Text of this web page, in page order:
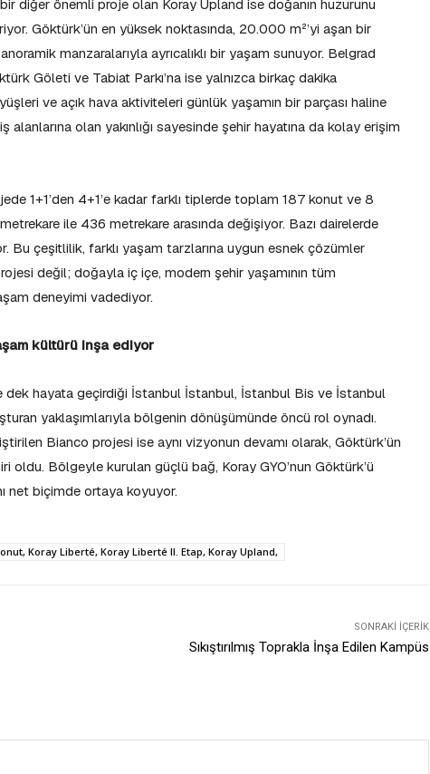
diğer önemli proje olan Koray Upland ise doğanın huzurunu
Göktürk’ün en yüksek noktasında, 20.000 m²’yi aşan bir
manzaralarıyla ayrıcalıklı bir yaşam sunuyor. Belgrad
Göleti ve Tabiat Parkı’na ise yalnızca birkaç dakika
ve açık hava aktiviteleri günlük yaşamın bir parçası haline
olan yakınlığı sayesinde şehir hayatına da kolay erişim
1+1’den 4+1’e kadar farklı tiplerde toplam 187 konut ve 8
ile 436 metrekare arasında değişiyor. Bazı dairelerde
Bu çeşitlilik, farklı yaşam tarzlarına uygun esnek çözümler
değil; doğayla iç içe, modern şehir yaşamının tüm
deneyimi vadediyor.
kültürü inşa ediyor
dek hayata geçirdiği İstanbul İstanbul, İstanbul Bis ve İstanbul
yaklaşımlarıyla bölgenin dönüşümünde öncü rol oynadı.
Bianco projesi ise aynı vizyonun devamı olarak, Göktürk’ün
oldu. Bölgeyle kurulan güçlü bağ, Koray GYO’nun Göktürk’ü
net biçimde ortaya koyuyor.
Koray Liberté, Koray Liberté II. Etap, Koray Upland,
SONRAKI İÇERIK
Sıkıştırılmış Toprakla İnşa Edilen Kampüs